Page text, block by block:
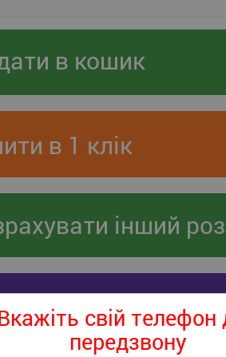
в кошик
в 1 клік
інший
частинами
свій телефон
передзвону